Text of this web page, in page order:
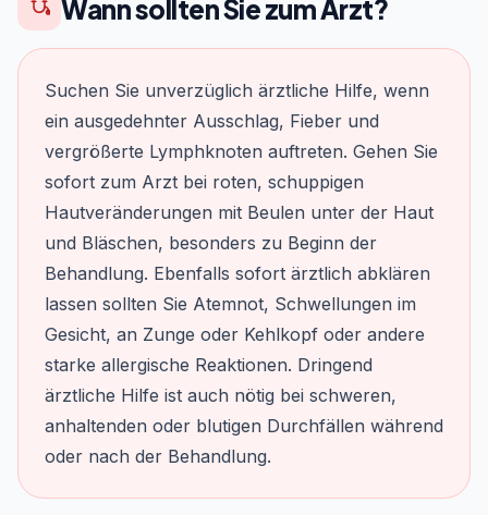
Wann sollten Sie zum Arzt?
Suchen Sie unverzüglich ärztliche Hilfe, wenn
ein ausgedehnter Ausschlag, Fieber und
vergrößerte Lymphknoten auftreten. Gehen Sie
sofort zum Arzt bei roten, schuppigen
Hautveränderungen mit Beulen unter der Haut
und Bläschen, besonders zu Beginn der
Behandlung. Ebenfalls sofort ärztlich abklären
lassen sollten Sie Atemnot, Schwellungen im
Gesicht, an Zunge oder Kehlkopf oder andere
starke allergische Reaktionen. Dringend
ärztliche Hilfe ist auch nötig bei schweren,
anhaltenden oder blutigen Durchfällen während
oder nach der Behandlung.